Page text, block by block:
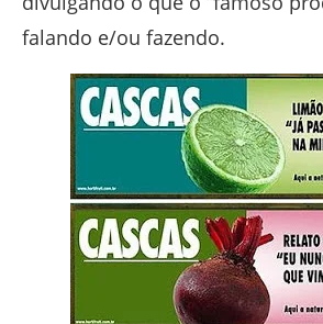
falando e/ou fazendo.